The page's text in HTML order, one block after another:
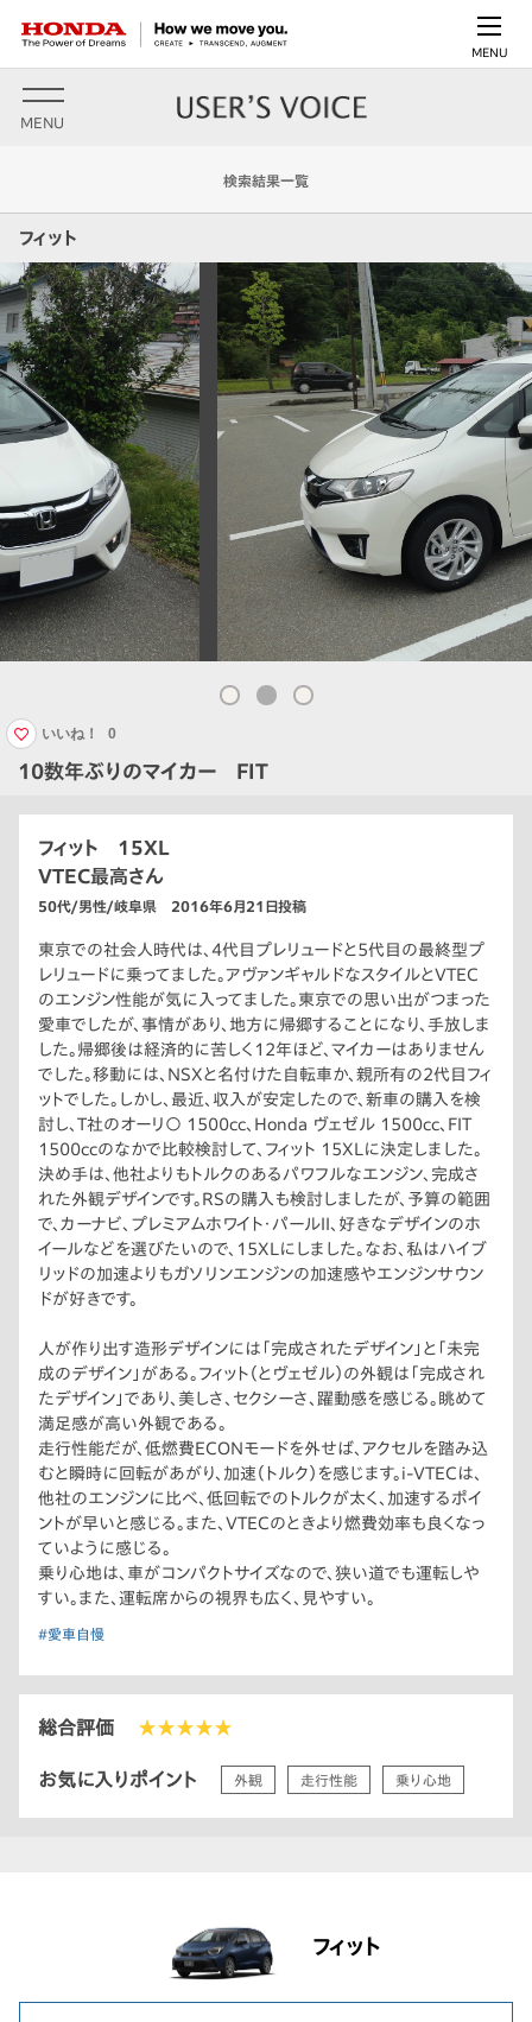
MENU
MENU
検索結果一覧
フィット
10数年ぶりのマイカー FIT
いいね！ 0
フィット 15XL
VTEC最高さん
50代/男性/岐阜県 2016年6月21日投稿
東京での社会人時代は、4代目プレリュードと5代目の最終型プ
レリュードに乗ってました。アヴァンギャルドなスタイルとVTEC
のエンジン性能が気に入ってました。東京での思い出がつまった
愛車でしたが、事情があり、地方に帰郷することになり、手放しま
した。帰郷後は経済的に苦しく12年ほど、マイカーはありません
でした。移動には、NSXと名付けた自転車か、親所有の2代目フィ
ットでした。しかし、最近、収入が安定したので、新車の購入を検
討し、T社のオーリ〇 1500cc、Honda ヴェゼル 1500cc、FIT
1500ccのなかで比較検討して、フィット 15XLに決定しました。
決め手は、他社よりもトルクのあるパワフルなエンジン、完成さ
れた外観デザインです。RSの購入も検討しましたが、予算の範囲
で、カーナビ、プレミアムホワイト・パールII、好きなデザインのホ
イールなどを選びたいので、15XLにしました。なお、私はハイブ
リッドの加速よりもガソリンエンジンの加速感やエンジンサウン
ドが好きです。
人が作り出す造形デザインには「完成されたデザイン」と「未完
成のデザイン」がある。フィット（とヴェゼル）の外観は「完成され
たデザイン」であり、美しさ、セクシーさ、躍動感を感じる。眺めて
満足感が高い外観である。
走行性能だが、低燃費ECONモードを外せば、アクセルを踏み込
むと瞬時に回転があがり、加速（トルク）を感じます。i-VTECは、
他社のエンジンに比べ、低回転でのトルクが太く、加速するポイ
ントが早いと感じる。また、VTECのときより燃費効率も良くなっ
ていように感じる。
乗り心地は、車がコンパクトサイズなので、狭い道でも運転しや
すい。また、運転席からの視界も広く、見やすい。
#愛車自慢
総合評価 ★★★★★
お気に入りポイント 外観 走行性能 乗り心地
フィット